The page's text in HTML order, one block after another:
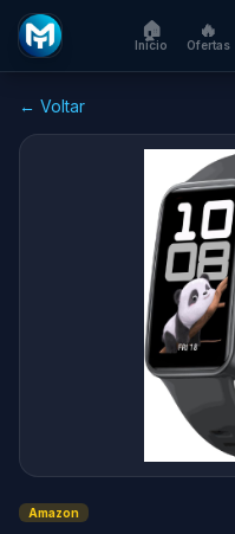
🏠
Início
🔥
Ofertas
← Voltar
Amazon